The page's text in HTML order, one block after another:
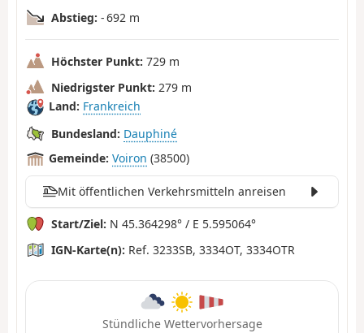
Abstieg: - 692 m
Höchster Punkt: 729 m
Niedrigster Punkt: 279 m
Land: Frankreich
Bundesland: Dauphiné
Gemeinde: Voiron (38500)
Mit öffentlichen Verkehrsmitteln anreisen
Start/Ziel: N 45.364298° / E 5.595064°
IGN-Karte(n): Ref. 3233SB, 3334OT, 3334OTR
Stündliche Wettervorhersage